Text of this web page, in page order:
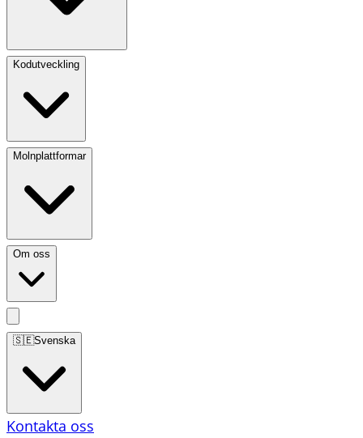
Kodutveckling
Molnplattformar
Om oss
🇸🇪Svenska
Kontakta oss